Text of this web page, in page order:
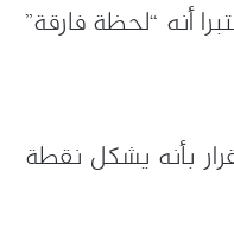
أنه “لحظة فارقة”
بأنه يشكل نقطة